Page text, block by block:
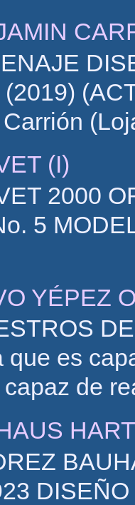
(2019)
(I)
2000
5
YÉPEZ
que es
de